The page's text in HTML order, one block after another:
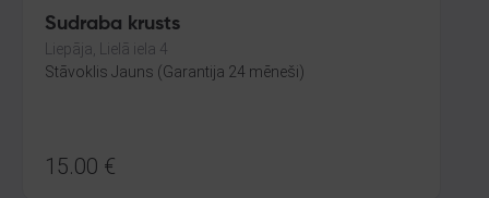
Sudraba krusts
Liepāja, Lielā iela 4
Stāvoklis Jauns (Garantija 24 mēneši)
15.00 €